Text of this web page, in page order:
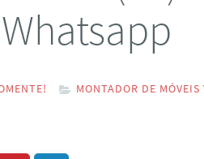
MONTADOR DE MÓVEIS